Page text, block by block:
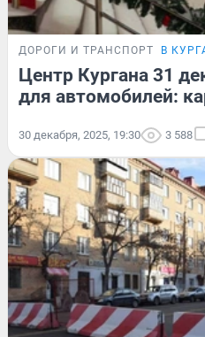
ДОРОГИ И ТРАНСПОРТ В
Центр Кургана 31
для автомобилей:
30 декабря, 2025, 19:30 3 588